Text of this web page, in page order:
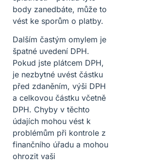
body zanedbáte, může to
vést ke sporům o platby.
Dalším častým omylem je
špatné uvedení DPH.
Pokud jste plátcem DPH,
je nezbytné uvést částku
před zdaněním, výši DPH
a celkovou částku včetně
DPH. Chyby v těchto
údajích mohou vést k
problémům při kontrole z
finančního úřadu a mohou
ohrozit vaši